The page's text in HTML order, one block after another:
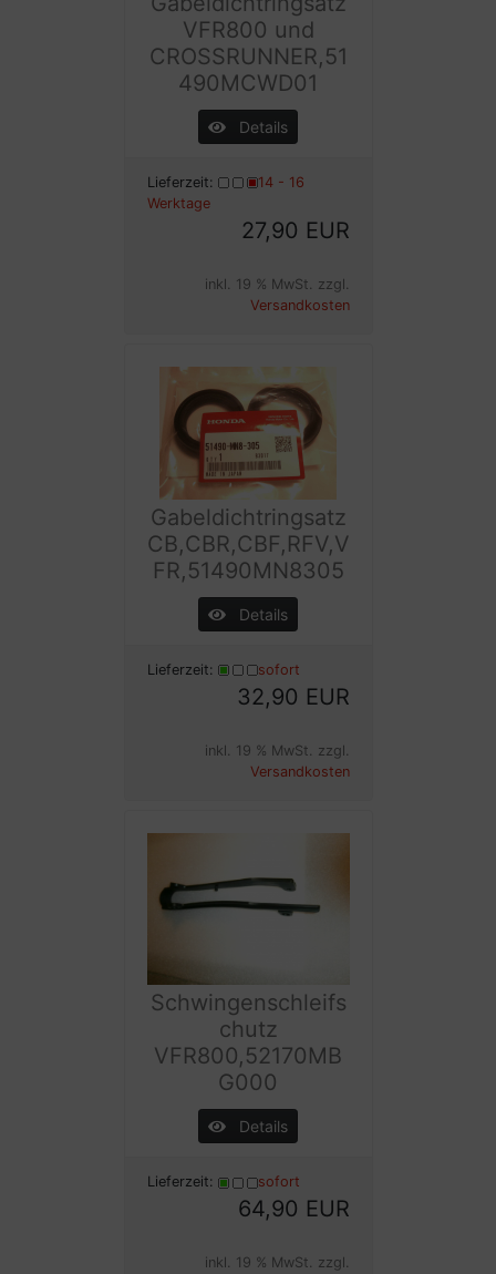
VFR800 und
CROSSRUNNER,51
490MCWD01
Details
Lieferzeit:
14 - 16
Werktage
27,90 EUR
inkl. 19 % MwSt. zzgl.
Versandkosten
Gabeldichtringsatz
CB,CBR,CBF,RFV,V
FR,51490MN8305
Details
Lieferzeit: sofort
32,90 EUR
inkl. 19 % MwSt. zzgl.
Versandkosten
Schwingenschleifs
chutz
VFR800,52170MB
G000
Details
Lieferzeit: sofort
64,90 EUR
inkl. 19 % MwSt. zzgl.